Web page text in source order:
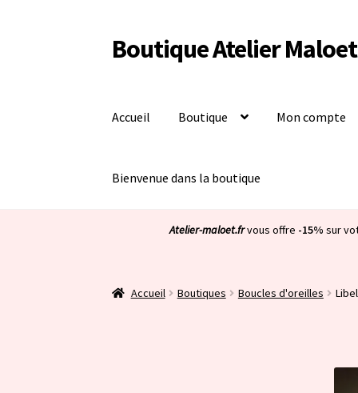
Aller
à
Aller
au
Boutique Atelier Maloet
Accueil Boutique Mon compte
Bienvenue dans la boutique
Atelier-maloet.frvous offre -15% sur
Accueil Boutiques Boucles d'oreilles